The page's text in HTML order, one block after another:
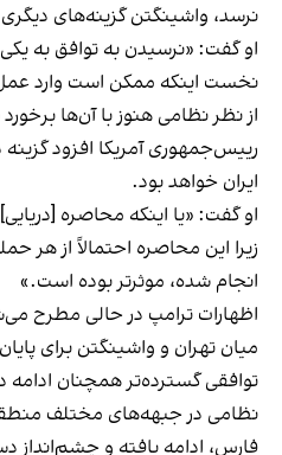
نرسد، واشینگتن گزینه‌های دیگری
او گفت: «نرسیدن به توافق به
نخست اینکه ممکن است وارد
از نظر نظامی هنوز با آن‌ها
رییس‌جمهوری آمریکا افزود گزینه
ایران خواهد بود.
او گفت: «یا اینکه محاصره [دریایی]
زیرا این محاصره احتمالاً از هر
انجام شده، موثرتر بوده است.»
اظهارات ترامپ در حالی مطرح
میان تهران و واشینگتن برای
توافقی گسترده‌تر همچنان ادامه
نظامی در جبهه‌های مختلف
فارس، ادامه یافته و چشم‌انداز